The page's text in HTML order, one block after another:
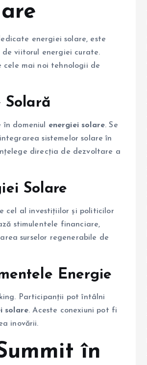
energiei solare, este
viitorul energiei curate.
mai noi tehnologii de
Solară
domeniul energiei solare. Se
sistemelor solare în
direcția de dezvoltare a
Solare
cel al investițiilor și politicilor
stimulentele financiare,
surselor regenerabile de
Energie
Participanții pot întâlni
solare. Aceste conexiuni pot fi
inovării.
în